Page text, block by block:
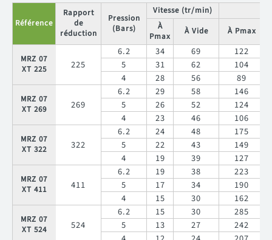
Référence
Rapport
de
réduction
Pression
(Bars)
Vitesse (tr/min)
À
Pmax
À Vide À Pmax
MRZ 07
XT 225
225
6.2 34 69
122
5
31 62
104
4
28 56 89
MRZ 07
XT 269
269
6.2 29 58
146
5
26 52
124
4
23 46 106
MRZ 07
XT 322
322
6.2 24 48
175
5
22 43
149
4
19 39 127
MRZ 07
XT 411
411
6.2 19 38
223
5
17 34
190
4
15 30 162
MRZ 07
XT 524
524
6.2 15 30
285
5
13 27
242